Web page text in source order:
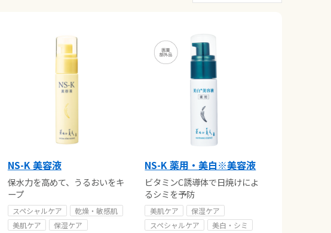
NS-K 美容液
保水力を高めて、うるおいをキ
ープ
スペシャルケア
乾燥・敏感肌
美肌ケア
保湿ケア
NS-K 薬用・美白※美容液
ビタミンC誘導体で日焼けによ
るシミを予防
美肌ケア
保湿ケア
スペシャルケア
美白・シミ